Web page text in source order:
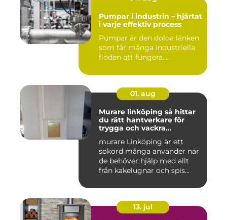
Pumpar i industrin – hjärtat
i varje effektiv process
Pumpar är den dolda länken
som får många industriella
flöden att fungera....
01. aug
Murare linköping så hittar
du rätt hantverkare för
trygga och vackra
murare Linköping är ett
sökord många använder när
de behöver hjälp med allt
från kakelugnar och spis...
13. jul